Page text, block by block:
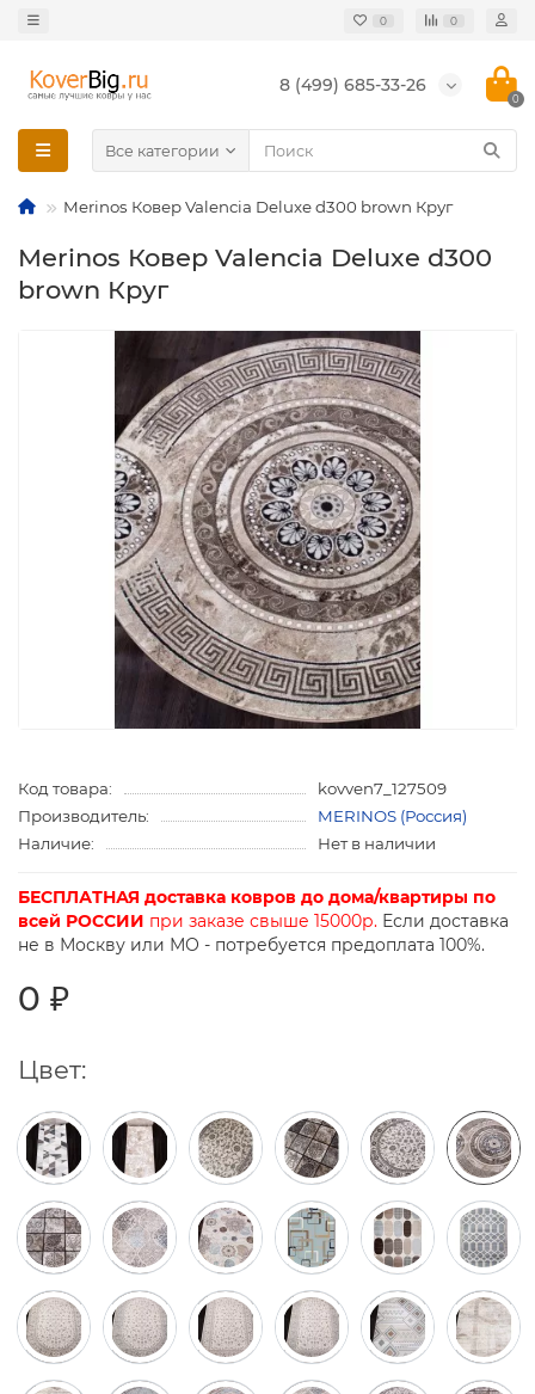
0 0
8 (499) 685-33-26
0
Все категории
Merinos Ковер Valencia Deluxe d300 brown Круг
Merinos Ковер Valencia Deluxe d300
brown Круг
Код товара:
kovven7_127509
Производитель:
MERINOS (Россия)
Наличие:
Нет в наличии
БЕСПЛАТНАЯ доставка ковров до дома/квартиры по
всей РОССИИ при заказе свыше 15000р. Если доставка
не в Москву или МО - потребуется предоплата 100%.
0 ₽
Цвет: